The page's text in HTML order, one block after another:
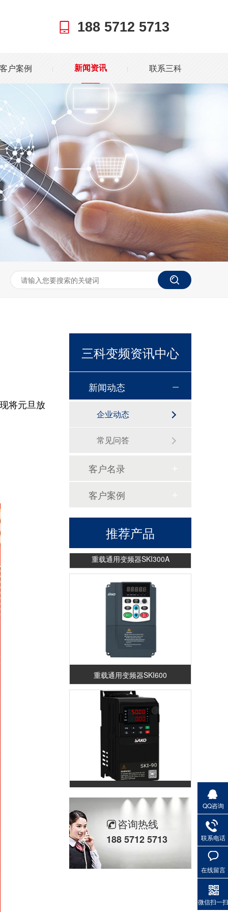
188 5712 5713
客户案例 新闻资讯 联系三科
将元旦放
三科变频资讯中心
新闻动态
企业动态
常见问答
客户名录
客户案例
推荐产品
恒压供水控制柜
重载通用变频器SKI300A
重载通用变频器SKI600
重载通用变频器SKI-90
咨询热线
188 5712 5713
QQ咨询
联系电话
在线留言
微信扫一扫